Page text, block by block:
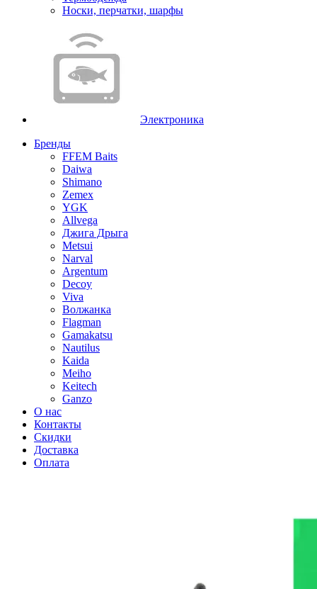
Носки, перчатки, шарфы
Электроника
Бренды
FFEM Baits
Daiwa
Shimano
Zemex
YGK
Allvega
Джига Дрыга
Metsui
Narval
Argentum
Decoy
Viva
Волжанка
Flagman
Gamakatsu
Nautilus
Kaida
Meiho
Keitech
Ganzo
О нас
Контакты
Скидки
Доставка
Оплата